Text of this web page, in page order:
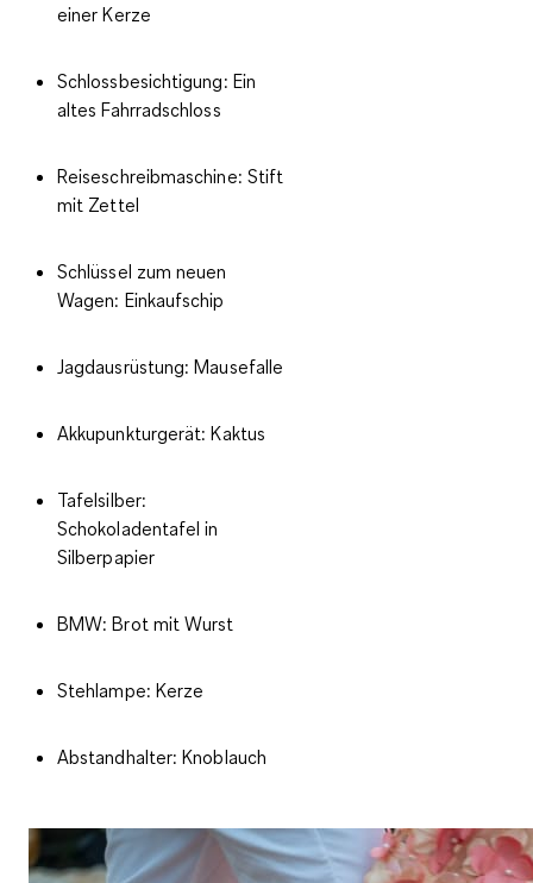
einer Kerze
Schlossbesichtigung: Ein
altes Fahrradschloss
Reiseschreibmaschine: Stift
mit Zettel
Schlüssel zum neuen
Wagen: Einkaufschip
Jagdausrüstung: Mausefalle
Akkupunkturgerät: Kaktus
Tafelsilber:
Schokoladentafel in
Silberpapier
BMW: Brot mit Wurst
Stehlampe: Kerze
Abstandhalter: Knoblauch